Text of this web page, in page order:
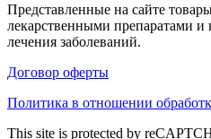
Представленные на сайте
лекарственными препаратами и
лечения заболеваний.
Договор оферты
Политика в отношении
This site is protected by